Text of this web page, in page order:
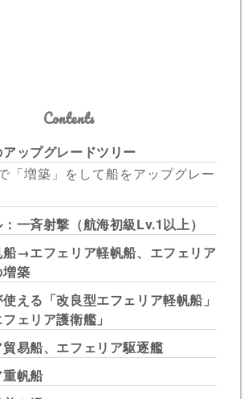
Contents
ップグレードツリー
「増築」をして船をアップグレー
一斉射撃（航海初級Lv.1以上）
→エフェリア軽帆船、エフェリア
築
える「改良型エフェリア軽帆船」
フェリア護衛艦」
易船、エフェリア駆逐艦
帆船